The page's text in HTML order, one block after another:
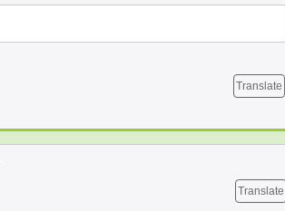
Translate
Translate